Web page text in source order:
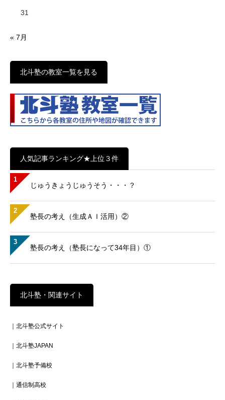
31
« 7月
北斗塾の教室一覧を見る
人気記事ランキング★上位３件
1
じゅうきょうじゅうそう・・・？
2
塾長の考え（生成ＡＩ活用）②
3
塾長の考え（塾長になって34年目）①
北斗塾・関連サイト
｜北斗塾公式サイト
｜北斗塾JAPAN
｜北斗塾予備校
｜通信制高校